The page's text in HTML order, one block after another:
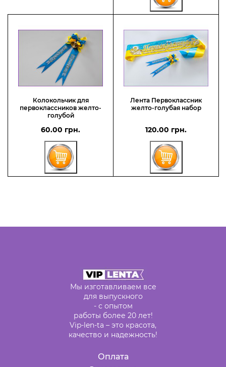
Колокольчик для
первоклассников желто-
голубой
60.00 грн.
Лента Первоклассник
желто-голубая набор
120.00 грн.
Мы изготавливаем все
для выпускного
- с опытом
работы более 20 лет!
Vip-len-ta – это красота,
качество и надежность!
Оплата